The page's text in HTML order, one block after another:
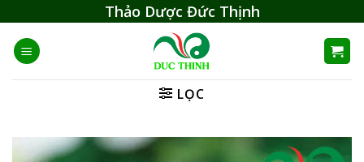
content
Thảo Dược Đức Thịnh
LỌC